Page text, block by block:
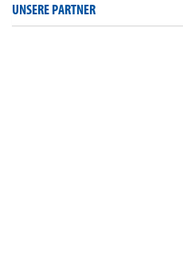
UNSERE PARTNER